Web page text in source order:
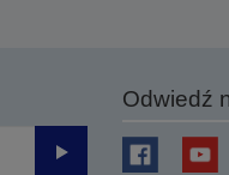
Prześlij
Odwiedź